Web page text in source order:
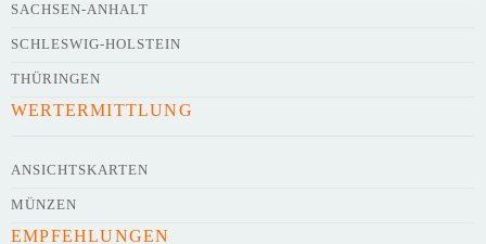
Kontaktdaten des Veranstalters
SACHSEN-ANHALT
SCHLESWIG-HOLSTEIN
THÜRINGEN
WERTERMITTLUNG
ANSICHTSKARTEN
MÜNZEN
EMPFEHLUNGEN